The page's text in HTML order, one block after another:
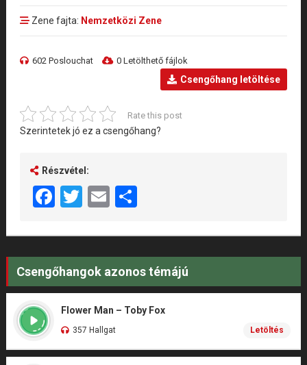
Zene fajta: Nemzetközi Zene
602 Poslouchat 0 Letölthető fájlok
Csengőhang letöltése
Rate this post
Szerintetek jó ez a csengőhang?
Részvétel:
Facebook
Twitter
EmailShare
Csengőhangok azonos témájú
Flower Man – Toby Fox
357 Hallgat Letöltés